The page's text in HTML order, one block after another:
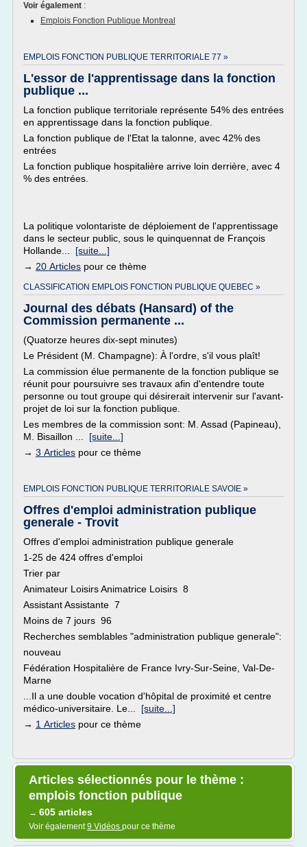
Voir également :
Emplois Fonction Publique Montreal
EMPLOIS FONCTION PUBLIQUE TERRITORIALE 77 »
L'essor de l'apprentissage dans la fonction
publique ...
La fonction publique territoriale représente 54% des entrées
en apprentissage dans la fonction publique.
La fonction publique de l'Etat la talonne, avec 42% des
entrées
La fonction publique hospitalière arrive loin derrière, avec 4
% des entrées.
La politique volontariste de déploiement de l'apprentissage
dans le secteur public, sous le quinquennat de François
Hollande... [suite...]
→ 20 Articles pour ce thème
CLASSIFICATION EMPLOIS FONCTION PUBLIQUE QUEBEC »
Journal des débats (Hansard) of the
Commission permanente ...
(Quatorze heures dix-sept minutes)
Le Président (M. Champagne): À l'ordre, s'il vous plaît!
La commission élue permanente de la fonction publique se
réunit pour poursuivre ses travaux afin d'entendre toute
personne ou tout groupe qui désirerait intervenir sur l'avant-
projet de loi sur la fonction publique.
Les membres de la commission sont: M. Assad (Papineau),
M. Bisaillon ... [suite...]
→ 3 Articles pour ce thème
EMPLOIS FONCTION PUBLIQUE TERRITORIALE SAVOIE »
Offres d'emploi administration publique
generale - Trovit
Offres d'emploi administration publique generale
1-25 de 424 offres d'emploi
Trier par
Animateur Loisirs Animatrice Loisirs 8
Assistant Assistante 7
Moins de 7 jours 96
Recherches semblables "administration publique generale":
nouveau
Fédération Hospitalière de France Ivry-Sur-Seine, Val-De-
Marne
...Il a une double vocation d'hôpital de proximité et centre
médico-universitaire. Le... [suite...]
→ 1 Articles pour ce thème
Articles sélectionnés pour le thème :
emplois fonction publique
→ 605 articles
Voir également9 Vidéos pour ce thème